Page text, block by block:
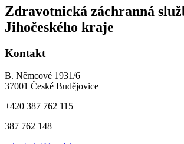
Zdravotnická záchranná
Jihočeského kraje
Kontakt
B. Němcové 1931/6
37001 České Budějovice
+420 387 762 115
387 762 148